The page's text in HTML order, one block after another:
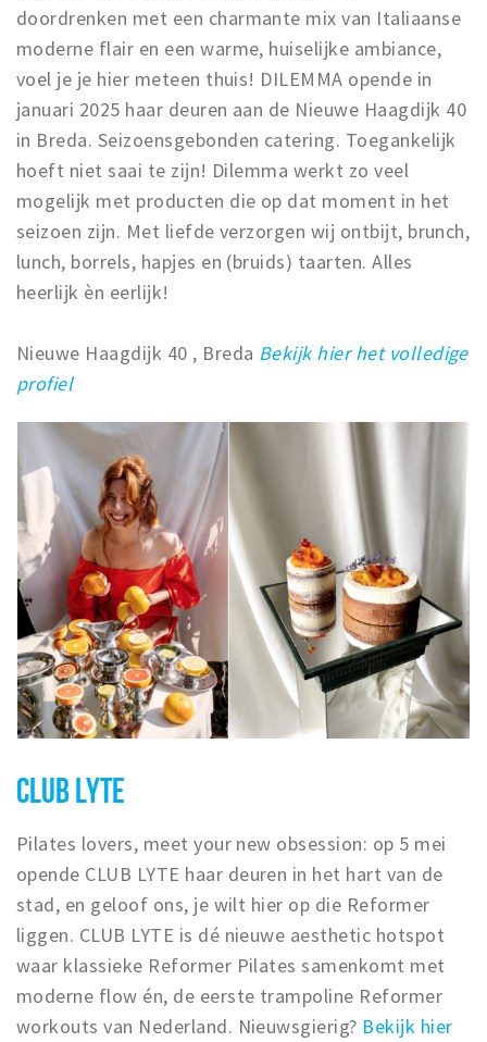
doordrenken met een charmante mix van Italiaanse
moderne flair en een warme, huiselijke ambiance,
voel je je hier meteen thuis! DILEMMA opende in
januari 2025 haar deuren aan de Nieuwe Haagdijk 40
in Breda. Seizoensgebonden catering. Toegankelijk
hoeft niet saai te zijn! Dilemma werkt zo veel
mogelijk met producten die op dat moment in het
seizoen zijn. Met liefde verzorgen wij ontbijt, brunch,
lunch, borrels, hapjes en (bruids) taarten. Alles
heerlijk èn eerlijk!
Nieuwe Haagdijk 40 , Breda Bekijk hier het volledige
profiel
CLUB LYTE
Pilates lovers, meet your new obsession: op 5 mei
opende CLUB LYTE haar deuren in het hart van de
stad, en geloof ons, je wilt hier op die Reformer
liggen. CLUB LYTE is dé nieuwe aesthetic hotspot
waar klassieke Reformer Pilates samenkomt met
moderne flow én, de eerste trampoline Reformer
workouts van Nederland. Nieuwsgierig? Bekijk hier